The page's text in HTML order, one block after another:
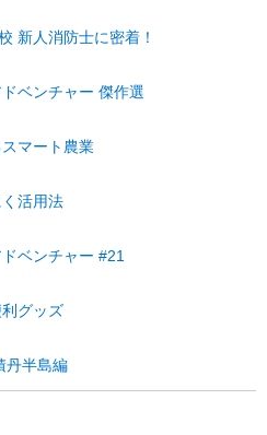
新人消防士に密着！
ベンチャー 傑作選
マート農業
活用法
ベンチャー #21
グッズ
丹半島編